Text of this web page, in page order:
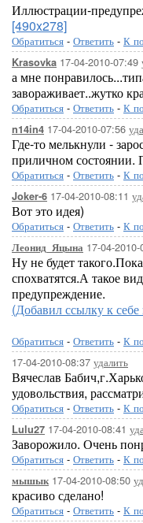
Иллюстрации-
[490x278]
Обратиться - Ответить - К
Krasovka 17-04-2010-07:49
а мне
завораживает..жутко
Обратиться - Ответить - К
n14in4 17-04-2010-07:56
Где-то мелькнули -
приличном состоянии.
Обратиться - Ответить - К
Joker-6 17-04-2010-08:11
Вот это идея)
Обратиться - Ответить - К
Леонид_Яцына 17-04-
Ну не будет
спохватятся.А такое
предупреждение.
(Добавил ссылку к
Обратиться - Ответить - К
17-04-2010-08:37 удалить
Вячеслав
удовольствия,
Обратиться - Ответить - К
Lulu27 17-04-2010-08:41
Заворожило. Очень
Обратиться - Ответить - К
мышык17-04-2010-08:50
красиво сделано!
Обратиться - Ответить - К